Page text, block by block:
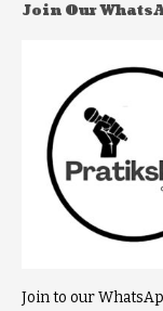
Join Our
Join to our